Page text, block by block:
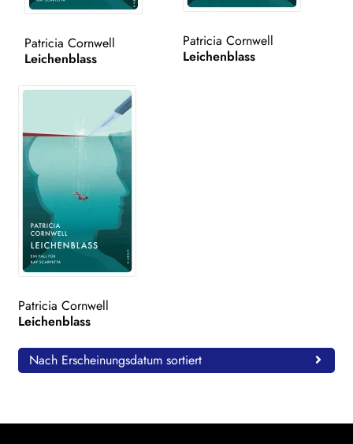
Search:
Patricia Cornwell
Leichenblass
Patricia Cornwell
Leichenblass
Patricia Cornwell
Leichenblass
Nach Erscheinungsdatum sortiert